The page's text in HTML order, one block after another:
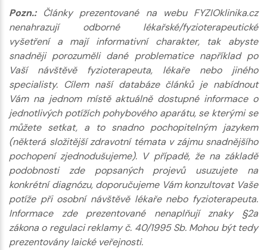
Pozn.:Články prezentované na webu FYZIOklinika.cz
nenahrazují odborné lékařské/fyzioterapeutické
vyšetření a mají informativní charakter, tak abyste
snadněji porozuměli dané problematice například po
Vaší návštěvě fyzioterapeuta, lékaře nebo jiného
specialisty. Cílem naší databáze článků je nabídnout
Vám na jednom místě aktuálně dostupné informace o
jednotlivých potížích pohybového aparátu, se kterými se
můžete setkat, a to snadno pochopitelným jazykem
(některá složitější zdravotní témata v zájmu snadnějšího
pochopení zjednodušujeme). V případě, že na základě
podobnosti zde popsaných projevů usuzujete na
konkrétní diagnózu, doporučujeme Vám konzultovat Vaše
potíže při osobní návštěvě lékaře nebo fyzioterapeuta.
Informace zde prezentované nenaplňují znaky §2a
zákona o regulaci reklamy č. 40/1995 Sb. Mohou být tedy
prezentovány laické veřejnosti.